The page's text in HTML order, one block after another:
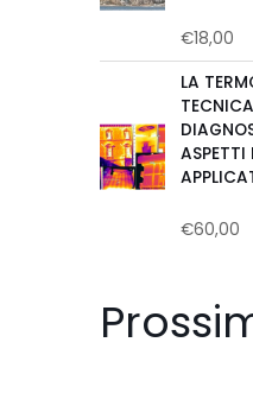
Valutato
su
5
€18,00
LA
Valutato
€60,00